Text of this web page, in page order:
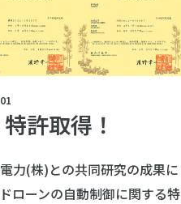
許取得！
力(株)との共同研究の成果に
ローンの自動制御に関する特